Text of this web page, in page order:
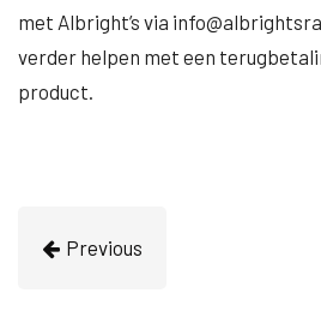
met Albright’s via
verder helpen met een
product.
Previous